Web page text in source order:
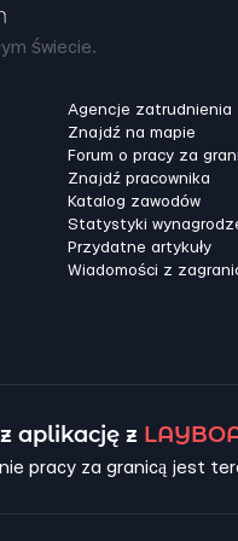
świecie.
Agencje zatrudnienia
Znajdź na mapie
Forum o pracy za
Znajdź pracownika
Katalog zawodów
Statystyki
Przydatne artykuły
Wiadomości z
aplikację z
pracy za granicą jest